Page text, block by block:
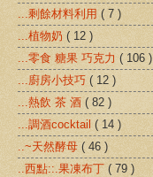
...剩餘材料利用 ( 7 )
...植物奶 ( 12 )
...零食 糖果 巧克力 ( 106 )
...廚房小技巧 ( 12 )
...熱飲 茶 酒 ( 82 )
...調酒cocktail ( 14 )
..~天然酵母 ( 46 )
..西點::.果凍布丁 ( 79 )